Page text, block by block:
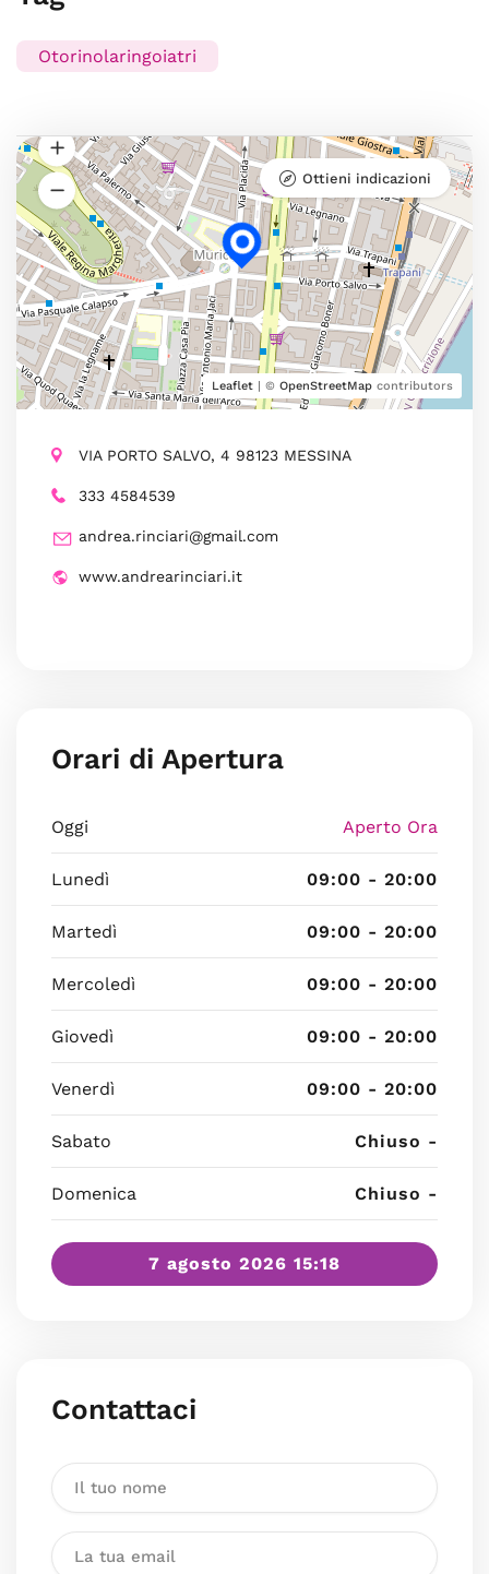
Otorinolaringoiatri
Leaflet | © OpenStreetMap contributors
Ottieni indicazioni
VIA PORTO SALVO, 4 98123 MESSINA
333 4584539
andrea.rinciari@gmail.com
www.andrearinciari.it
Orari di Apertura
Oggi Aperto Ora
Lunedì 09:00 - 20:00
Martedì 09:00 - 20:00
Mercoledì 09:00 - 20:00
Giovedì 09:00 - 20:00
Venerdì 09:00 - 20:00
Sabato Chiuso -
Domenica Chiuso -
7 agosto 2026 15:18
Contattaci